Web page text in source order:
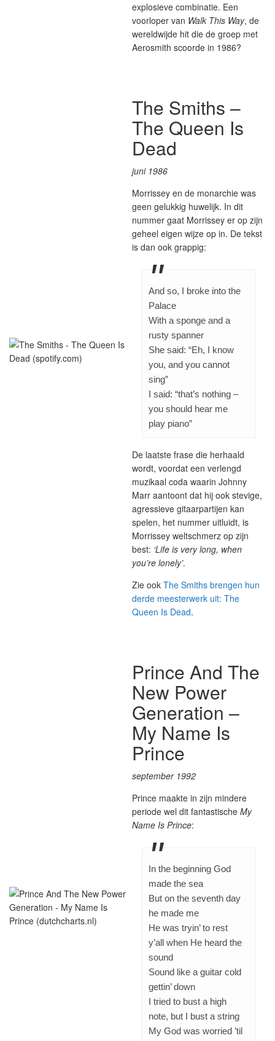
explosieve combinatie. Een
voorloper van Walk This Way, de
wereldwijde hit die de groep met
Aerosmith scoorde in 1986?
The Smiths –
The Queen Is
Dead
juni 1986
Morrissey en de monarchie was
geen gelukkig huwelijk. In dit
nummer gaat Morrissey er op zijn
geheel eigen wijze op in. De tekst
is dan ook grappig:
And so, I broke into the
Palace
With a sponge and a
rusty spanner
She said: “Eh, I know
you, and you cannot
sing”
I said: “that’s nothing –
you should hear me
play piano”
De laatste frase die herhaald
wordt, voordat een verlengd
muzikaal coda waarin Johnny
Marr aantoont dat hij ook stevige,
agressieve gitaarpartijen kan
spelen, het nummer uitluidt, is
Morrissey weltschmerz op zijn
best: ‘Life is very long, when
you’re lonely’.
Zie ook The Smiths brengen hun
derde meesterwerk uit: The
Queen Is Dead.
Prince And The
New Power
Generation –
My Name Is
Prince
september 1992
Prince maakte in zijn mindere
periode wel dit fantastische My
Name Is Prince:
In the beginning God
made the sea
But on the seventh day
he made me
He was tryin’ to rest
y’all when He heard the
sound
Sound like a guitar cold
gettin’ down
I tried to bust a high
note, but I bust a string
My God was worried ’til